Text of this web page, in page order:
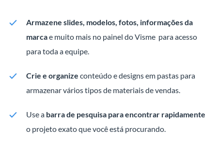
Armazene slides, modelos, fotos, informações da
marcae muito mais no painel do Visme para acesso
para toda a equipe.
Crie e organize conteúdo e designs em pastas para
armazenar vários tipos de materiais de vendas.
Use a barra de pesquisa para encontrar rapidamente
o projeto exato que você está procurando.